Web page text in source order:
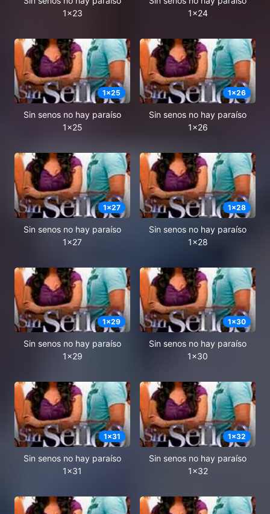
1x23
1x24
1x25
Sin senos no hay paraíso
1x25
1x26
Sin senos no hay paraíso
1x26
1x27
Sin senos no hay paraíso
1x27
1x28
Sin senos no hay paraíso
1x28
1x29
Sin senos no hay paraíso
1x29
1x30
Sin senos no hay paraíso
1x30
1x31
Sin senos no hay paraíso
1x31
1x32
Sin senos no hay paraíso
1x32